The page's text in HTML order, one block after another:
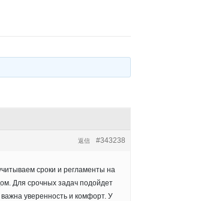
#343238
返信
сроки и регламенты на
Для срочных задач подойдет
уверенность и комфорт. У